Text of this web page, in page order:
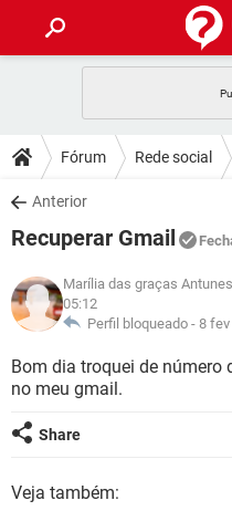
CELULAR
OUTLOOK
INSTAGRAM
GUIA DE COMPRAS
DICAS
JOGOS
INSTAGRAM
GUIA DE COMPRAS
DOWNLOADS
JOGOS
CELULAR
OUTLOOK
GUIA DE COMPRAS
FÓRUM
JOGOS
CELULAR
OUTLOOK
GUIA DE COMPRAS
GLOSSÁRIO
CELULAR
OUTLOOK
GUIA DE COMPRAS
Fórum Rede social
Anterior
Recuperar Gmail
Marília das graças
05:12
Perfil bloqueado -8
Bom dia troquei de número
no meu gmail.
Share
Veja também: